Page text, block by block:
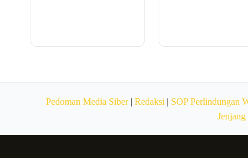
Pedoman Media Siber| Redaksi | SOP Perlindungan